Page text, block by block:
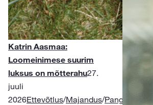
Katrin Aasmaa:
Loomeinimese suurim
luksus on mõtterahu27.
juuli
2026Ettevõtlus/Majandus/Pangandus